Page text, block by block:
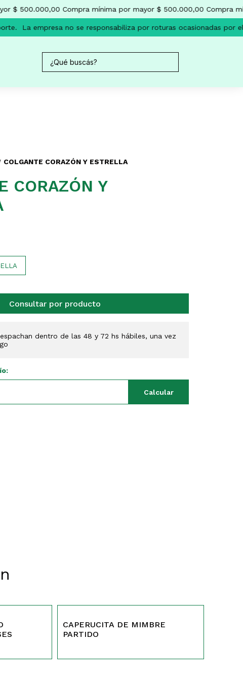
$ 500.000,00 Compra mínima por mayor $ 500.000,00 Compra
La empresa no se responsabiliza por roturas ocasionadas por
COLGANTE CORAZÓN Y ESTRELLA
CORAZÓN Y
Consultar por producto
dentro de las 48 y 72 hs hábiles, una vez
Calcular
CAPERUCITA DE MIMBRE
PARTIDO